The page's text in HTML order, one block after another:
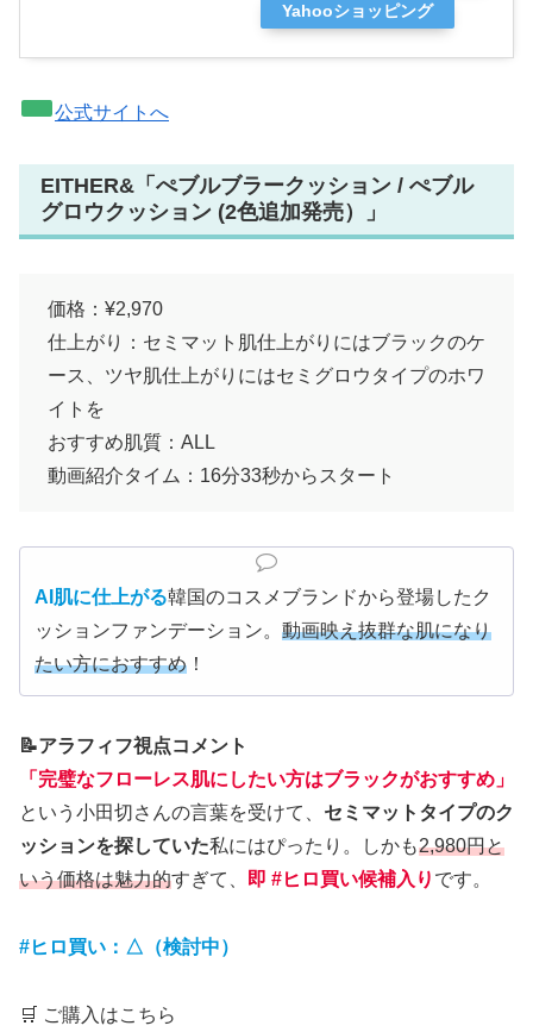
Yahooショッピング
公式サイトへ
EITHER&「ぺブルブラークッション / ぺブル
グロウクッション (2色追加発売）」
価格：¥2,970
仕上がり：セミマット肌仕上がりにはブラックのケ
ース、ツヤ肌仕上がりにはセミグロウタイプのホワ
イトを
おすすめ肌質：ALL
動画紹介タイム：16分33秒からスタート
AI肌に仕上がる韓国のコスメブランドから登場したク
ッションファンデーション。 動画映え抜群な肌になり
たい方におすすめ ！
📝アラフィフ視点コメント
「完璧なフローレス肌にしたい方はブラックがおすすめ」
という小田切さんの言葉を受けて、 セミマットタイプのク
ッションを探していた私にはぴったり。しかも2,980円と
いう価格は魅力的すぎて、 即 #ヒロ買い候補入り です。
#ヒロ買い：△（検討中）
🛒 ご購入はこちら